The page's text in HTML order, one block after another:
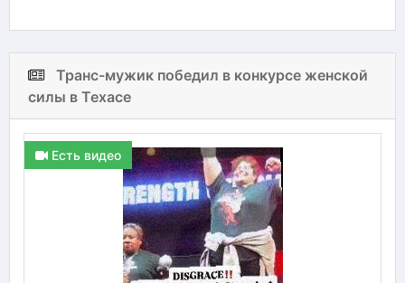
Транс-мужик победил в конкурсе женской
силы в Техасе
Есть видео